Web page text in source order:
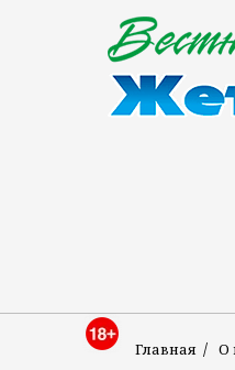
Главная О